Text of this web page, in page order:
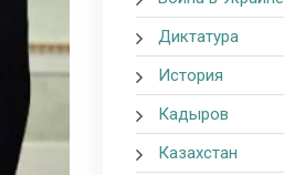
Диктатура
История
Кадыров
Казахстан